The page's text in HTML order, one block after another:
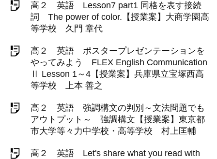
高２ 英語 Lesson7 part1 同格を表す接続
詞 The power of color.【授業案】大商学園高
等学校 久門 章代
高２ 英語 ポスタープレゼンテーションを
やってみよう FLEX English Communication
Ⅱ Lesson 1～4【授業案】兵庫県立宝塚西高
等学校 上本 善之
高２ 英語 強調構文の判別～文法問題でも
アウトプット～ 強調構文【授業案】東京都
市大学等々力中学校・高等学校 村上匡輔
高２ 英語 Let's share what you read with